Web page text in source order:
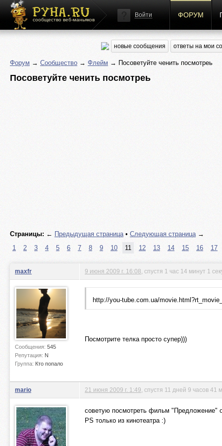
сообщество веб-маньяков
Войти ФОРУМ
новые сообщения ответы на мои
Форум → Сообщество → Флейм → Посоветуйте ченить посмотреь
Посоветуйте ченить посмотреь
Страницы: ← Предыдущая страница• Следующая страница→
1
2 3 4 5 6 7 8 9 10 11 12 13 14 15 16 17
maxfr
Сообщения: 545
Репутация: N
Группа: Кто попало
9 июня 2009 г. 16:08 , спустя 1 час 14 минут 1
http://you-tube.com.ua/
Посмотрите телка просто супер)))
mario 21 июня 2009 г. 1:49 , спустя 11 дней 9 часов 41
советую посмотреть фильм "Предложение"
PS только из кинотеатра :)